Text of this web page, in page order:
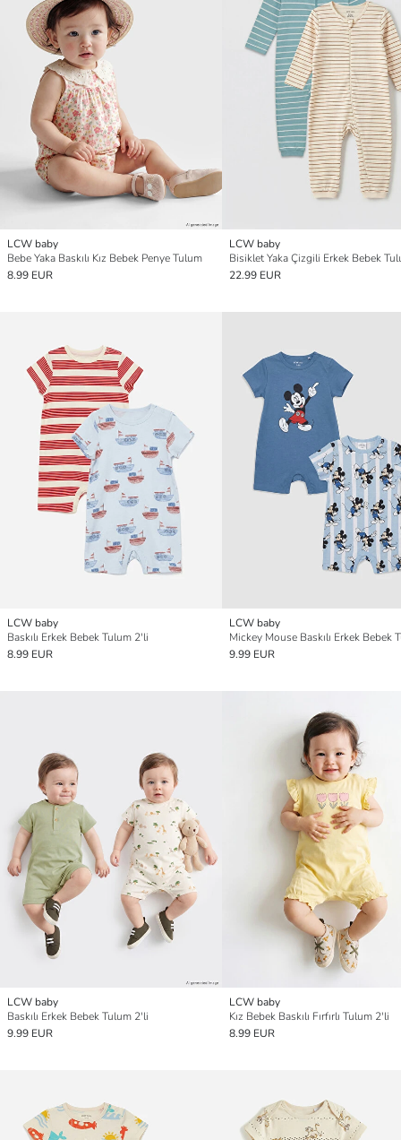
LCW baby
Bebe Yaka Baskılı Kız Bebek Penye Tulum
8.99 EUR
LCW baby
Bisiklet Yaka Çizgili Erkek Bebek
22.99 EUR
LCW baby
Baskılı Erkek Bebek Tulum 2'li
8.99 EUR
LCW baby
9.99 EUR
LCW baby
Baskılı Erkek Bebek Tulum 2'li
9.99 EUR
LCW baby
Kız Bebek Baskılı Fırfırlı Tulum 2'li
8.99 EUR